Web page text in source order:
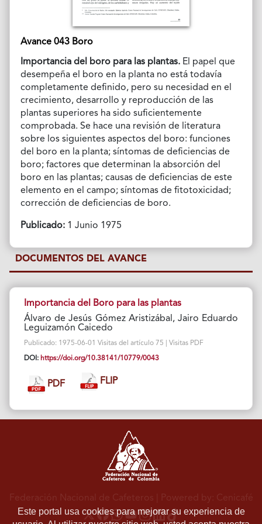
Avance 043 Boro
Importancia del boro para las plantas. El papel que
desempeña el boro en la planta no está todavía
completamente definido, pero su necesidad en el
crecimiento, desarrollo y reproducción de las
plantas superiores ha sido suficientemente
comprobada. Se hace una revisión de literatura
sobre los siguientes aspectos del boro: funciones
del boro en la planta; síntomas de deficiencias de
boro; factores que determinan la absorción del
boro en las plantas; causas de deficiencias de este
elemento en el campo; síntomas de fitotoxicidad;
corrección de deficiencias de boro.
Publicado:1 Junio 1975
DOCUMENTOS DEL AVANCE
Importancia del Boro para las plantas
Álvaro de Jesús Gómez Aristizábal, Jairo Eduardo
Leguizamón Caicedo
Publicado: 1975-06-01 Visitas del artículo 75 | Visitas PDF
DOI: https://doi.org/10.38141/10779/0043
PDF FLIP
Este portal usa cookies para mejorar su experiencia de
Federación Nacional de Cafeteros | Powered by: Cenicafé